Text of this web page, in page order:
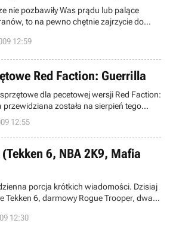
nie pozbawiły Was prądu lub palące
to na pewno chętnie zajrzycie do
najciekawszych ofert dla graczy.
zarówno gry, jak i konsole w ciekawych
12:59
Red Faction: Guerrilla
dla pecetowej wersji Red Faction:
została na sierpień tego
12:55
6, NBA 2K9, Mafia
porcja krótkich wiadomości. Dzisiaj
Tekken 6, darmowy Rogue Trooper, dwa
2K9, rynek konsol w Wielkiej Brytanii,
Wars, prędkość działania PSP Go i inne.
12:30